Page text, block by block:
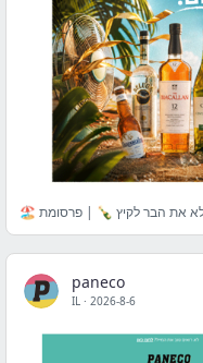
paneco
IL · 2026-8-6